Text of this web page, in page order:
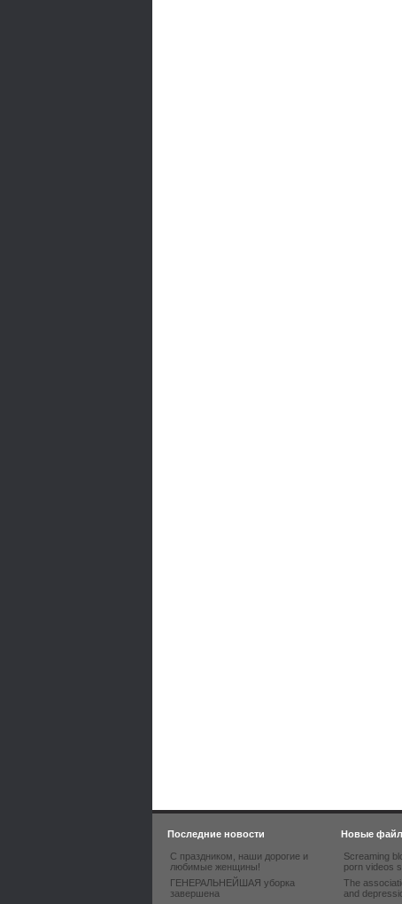
Последние новости
С праздником, наши дорогие и
любимые женщины!
ГЕНЕРАЛЬНЕЙШАЯ уборка
завершена
Новые
Screaming
porn videos
The
and